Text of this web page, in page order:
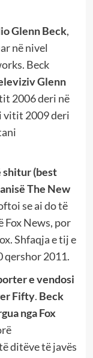
Glenn Beck,
në nivel
Beck
Glenn
2006 deri në
vitit 2009 deri
shitur (best
The New
se ai do të
Fox News, por
Shfaqja e tij e
qershor 2011.
e vendosi
Fifty. Beck
nga Fox
ditëve të javës